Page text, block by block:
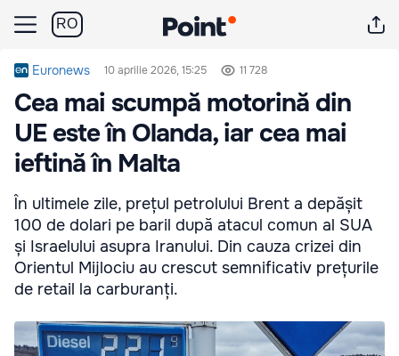
RO
Euronews 10 aprilie 2026, 15:25 11 728
Cea mai scumpă motorină din
UE este în Olanda, iar cea mai
ieftină în Malta
În ultimele zile, prețul petrolului Brent a depășit
100 de dolari pe baril după atacul comun al SUA
și Israelului asupra Iranului. Din cauza crizei din
Orientul Mijlociu au crescut semnificativ prețurile
de retail la carburanți.